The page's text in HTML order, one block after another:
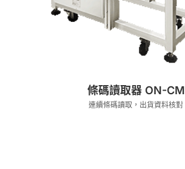
條碼讀取器 ON-CM
連續條碼讀取，出貨資料核對